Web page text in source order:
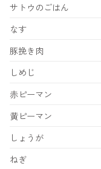
サトウのごはん
なす
豚挽き肉
しめじ
赤ピーマン
黄ピーマン
しょうが
ねぎ